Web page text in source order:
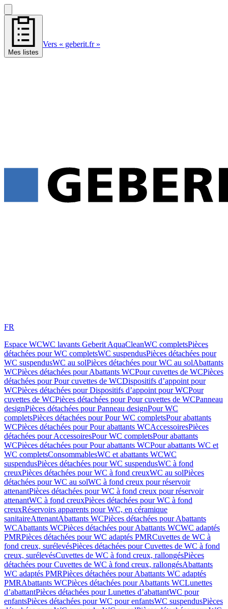
Mes listes
Vers « geberit.fr »
FR
Espace WCWC lavants Geberit AquaCleanWC completsPièces
détachées pour WC completsWC suspendusPièces détachées pour
WC suspendusWC au solPièces détachées pour WC au solAbattants
WCPièces détachées pour Abattants WCPour cuvettes de WCPièces
détachées pour Pour cuvettes de WCDispositifs d’appoint pour
WCPièces détachées pour Dispositifs d’appoint pour WCPour
cuvettes de WCPièces détachées pour Pour cuvettes de WCPanneau
designPièces détachées pour Panneau designPour WC
completsPièces détachées pour Pour WC completsPour abattants
WCPièces détachées pour Pour abattants WCAccessoiresPièces
détachées pour AccessoiresPour WC completsPour abattants
WCPièces détachées pour Pour abattants WCPour abattants WC et
WC completsConsommablesWC et abattants WCWC
suspendusPièces détachées pour WC suspendusWC à fond
creuxPièces détachées pour WC à fond creuxWC au solPièces
détachées pour WC au solWC à fond creux pour réservoir
attenantPièces détachées pour WC à fond creux pour réservoir
attenantWC à fond creuxPièces détachées pour WC à fond
creuxRéservoirs apparents pour WC, en céramique
sanitaireAttenantAbattants WCPièces détachées pour Abattants
WCAbattants WCPièces détachées pour Abattants WCWC adaptés
PMRPièces détachées pour WC adaptés PMRCuvettes de WC à
fond creux, surélevésPièces détachées pour Cuvettes de WC à fond
creux, surélevésCuvettes de WC à fond creux, rallongésPièces
détachées pour Cuvettes de WC à fond creux, rallongésAbattants
WC adaptés PMRPièces détachées pour Abattants WC adaptés
PMRAbattants WCPièces détachées pour Abattants WCLunettes
d’abattantPièces détachées pour Lunettes d’abattantWC pour
enfantsPièces détachées pour WC pour enfantsWC suspendusPièces